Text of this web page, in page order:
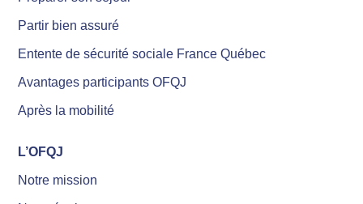
Partir bien assuré
Entente de sécurité sociale France Québec
Avantages participants OFQJ
Après la mobilité
L’OFQJ
Notre mission